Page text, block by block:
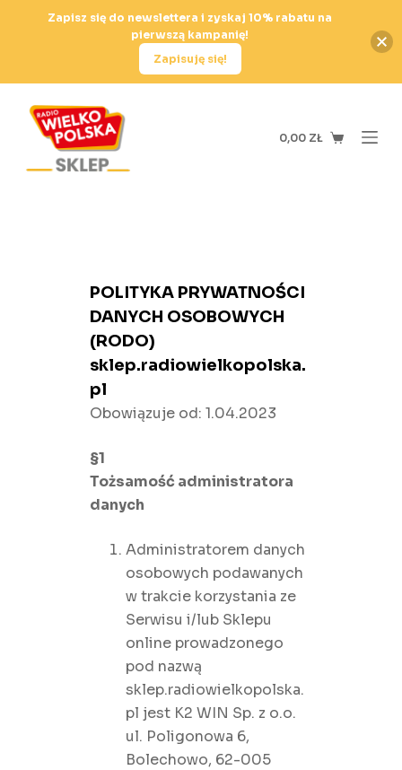
0,00 ZŁ
POLITYKA PRYWATNOŚCI
DANYCH OSOBOWYCH
(RODO)
sklep.radiowielkopolska.
pl
Obowiązuje od: 1.04.2023
§1
Tożsamość administratora
danych
Administratorem danych
osobowych podawanych
w trakcie korzystania ze
Serwisu i/lub Sklepu
online prowadzonego
pod nazwą
sklep.radiowielkopolska.
pl jest K2 WIN Sp. z o.o.
ul. Poligonowa 6,
Bolechowo, 62-005
Zapisz się do newslettera i zyskaj 10% rabatu na
pierwszą kampanię!
Zapisuję się!